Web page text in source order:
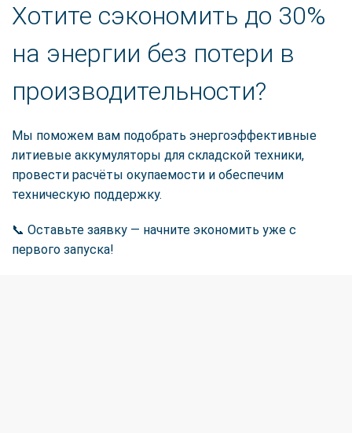
Хотите сэкономить до 30%
на энергии без потери в
производительности?
Мы поможем вам подобрать энергоэффективные
литиевые аккумуляторы для складской техники,
провести расчёты окупаемости и обеспечим
техническую поддержку.
📞 Оставьте заявку — начните экономить уже с
первого запуска!